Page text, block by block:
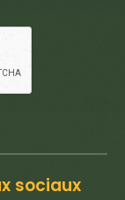
sociaux